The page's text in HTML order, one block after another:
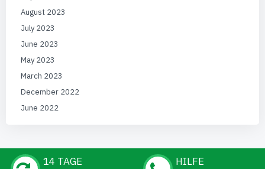
August 2023
July 2023
June 2023
May 2023
March 2023
December 2022
June 2022
14 TAGE
HILFE